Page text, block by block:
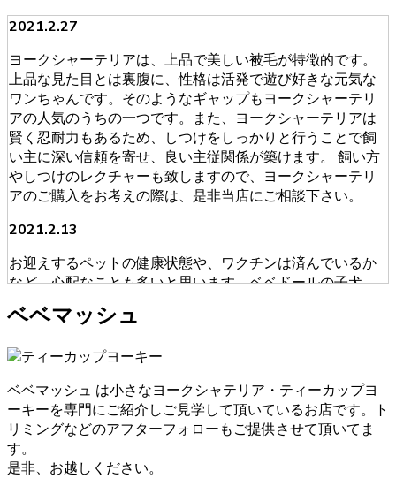
2021.2.27
ヨークシャーテリアは、上品で美しい被毛が特徴的です。
上品な見た目とは裏腹に、性格は活発で遊び好きな元気な
ワンちゃんです。そのようなギャップもヨークシャーテリ
アの人気のうちの一つです。また、ヨークシャーテリアは
賢く忍耐力もあるため、しつけをしっかりと行うことで飼
い主に深い信頼を寄せ、良い主従関係が築けます。 飼い方
やしつけのレクチャーも致しますので、ヨークシャーテリ
アのご購入をお考えの際は、是非当店にご相談下さい。
2021.2.13
お迎えするペットの健康状態や、ワクチンは済んでいるか
など、心配なことも多いと思います。ベベドールの子犬
は、獣医師による健康診断を必ず受けております。ブリー
ダーが販売・購入に当たって安心できる育成を慎重に行っ
も安心してお迎えいただけます。ヨークシャーテリアのご
購入をお考えの際は、是非当店にご相談下さい。
2021.1.31
ヨークシャーテリアのご購入をお考えの際は、しっかり育
成としつけを行い、愛情たっぷりに接しているブリーダー
ベベマッシュ
ベベマッシュ は小さなヨークシャテリア・ティーカップヨ
ーキーを専門にご紹介しご見学して頂いているお店です。ト
リミングなどのアフターフォローもご提供させて頂いてま
す。
是非、お越しください。